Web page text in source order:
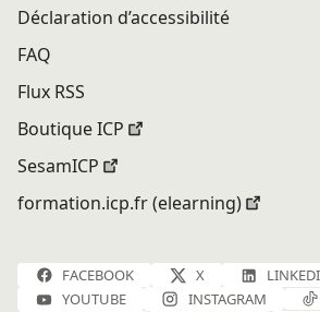
Déclaration d’accessibilité
FAQ
Flux RSS
Boutique ICP
SesamICP
formation.icp.fr (elearning)
FACEBOOK X
YOUTUBE
INSTAGRAM